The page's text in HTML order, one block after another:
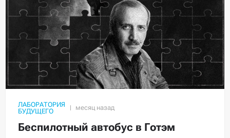
ЛАБОРАТОРИЯ
БУДУЩЕГО
Беспилотный автобус в Готэм